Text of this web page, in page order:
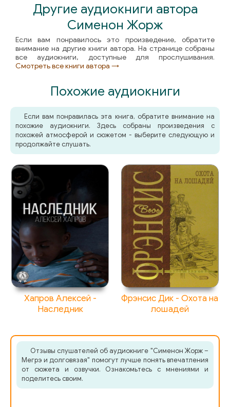
Другие аудиокниги автора
Сименон Жорж
Если вам понравилось это произведение, обратите
внимание на другие книги автора. На странице собраны
все аудиокниги, доступные для прослушивания.
Смотреть все книги автора →
Похожие аудиокниги
Если вам понравилась эта книга, обратите внимание на
похожие аудиокниги. Здесь собраны произведения с
похожей атмосферой и сюжетом - выберите следующую и
продолжайте слушать.
Хапров Алексей -
Наследник
Фрэнсис Дик - Охота на
лошадей
Отзывы слушателей об аудиокниге "Сименон Жорж –
Мегрэ и долговязая" помогут лучше понять впечатления
от сюжета и озвучки. Ознакомьтесь с мнениями и
поделитесь своим.